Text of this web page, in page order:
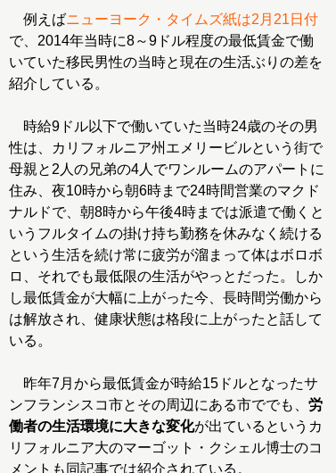
例えばニューヨーク・タイムズ紙は2月21日付
で、2014年当時に8～9ドル程度の最低賃金で働
いていた移民男性の当時と現在の生活ぶりの差を
紹介している。
時給9ドル以下で働いていた当時24歳のその男
性は、カリフォルニア州エメリービルという街で
母親と2人の兄弟の4人でワンルームのアパートに
住み、夜10時から朝6時まで24時間営業のマクド
ナルドで、朝8時から午後4時までは派遣で働くと
いうフルタイムの掛け持ち勤務を休みなく続ける
という生活を続け常に疲労が溜まって体はボロボ
ロ、それでも最低限の生活がやっとだった。しか
し最低賃金が大幅に上がった今、長時間労働から
は解放され、健康状態は格段に上がったと話して
いる。
昨年7月から最低賃金が時給15ドルとなったサ
ンフランシスコ市とその周辺にある市ででも、 労
働者の生活環境に大きな変化が出ているというカ
リフォルニア大のマーゴット・クシェル博士のコ
メントも同記事では紹介されている。